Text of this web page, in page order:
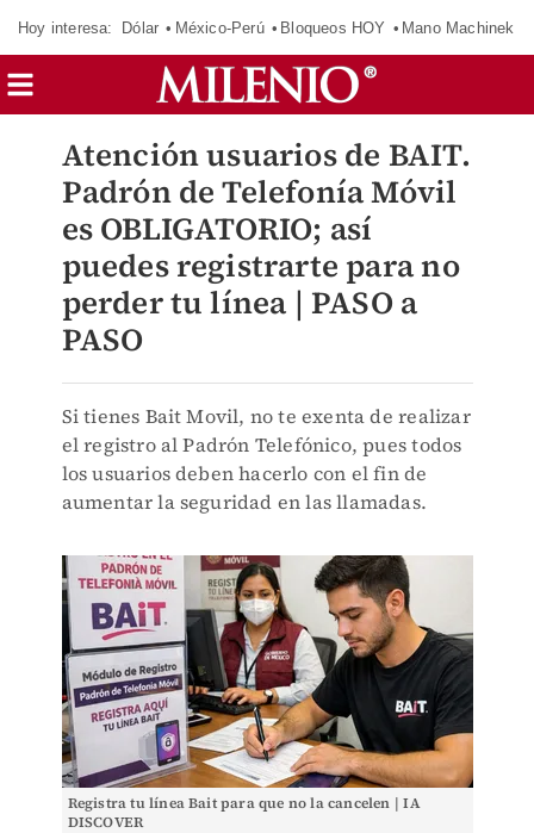
Hoy interesa: Dólar México-Perú Bloqueos HOY Mano Machinek
Atención usuarios de BAIT.
Padrón de Telefonía Móvil
es OBLIGATORIO; así
puedes registrarte para no
perder tu línea | PASO a
PASO
Si tienes Bait Movil, no te exenta de realizar
el registro al Padrón Telefónico, pues todos
los usuarios deben hacerlo con el fin de
aumentar la seguridad en las llamadas.
Registra tu línea Bait para que no la cancelen | IA
DISCOVER